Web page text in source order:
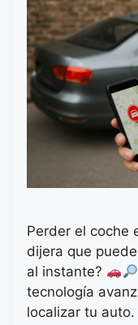
Perder el coche
dijera que
al instante?
tecnología
localizar tu